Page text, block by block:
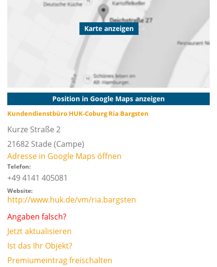
Karte anzeigen
Position in Google Maps anzeigen
Kundendienstbüro HUK-Coburg Ria Bargsten
Kurze Straße 2
21682 Stade (Campe)
Adresse in Google Maps öffnen
Telefon:
+49 4141 405081
Website:
http://www.huk.de/vm/ria.bargsten
Angaben falsch?
Jetzt aktualisieren
Ist das Ihr Objekt?
Premiumeintrag freischalten